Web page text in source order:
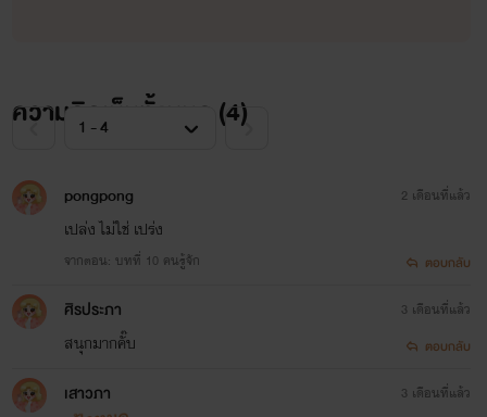
ความคิดเห็นทั้งหมด (4)
pongpong
เปล่ง ไม่ใช่ เปร่ง
จากตอน: บทที่ 10 คนรู้จัก
2 เดือนที่แล้ว
ตอบกลับ
ศิรประภา
สนุกมากคั๊บ
3 เดือนที่แล้ว
ตอบกลับ
เสาวภา 3 เดือนที่แล้ว